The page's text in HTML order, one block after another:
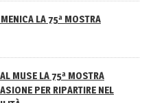
LA 75ª MOSTRA
MUSE LA 75ª MOSTRA
PER RIPARTIRE NEL